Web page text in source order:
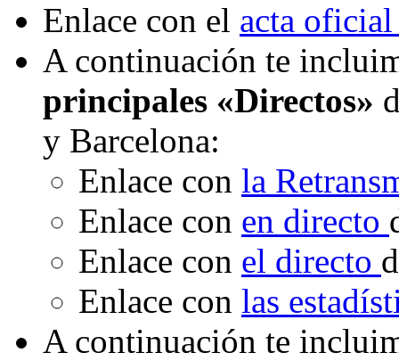
Enlace con el acta
A continuación te
principales «Directos»
y Barcelona:
Enlace con la
Enlace con en directo
Enlace con el directo
Enlace con las
A continuación te